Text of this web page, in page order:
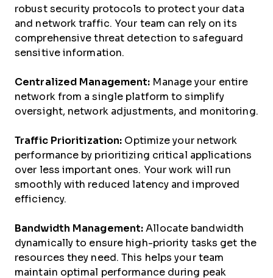
robust security protocols to protect your data
and network traffic. Your team can rely on its
comprehensive threat detection to safeguard
sensitive information.
Centralized Management: Manage your entire
network from a single platform to simplify
oversight, network adjustments, and monitoring.
Traffic Prioritization: Optimize your network
performance by prioritizing critical applications
over less important ones. Your work will run
smoothly with reduced latency and improved
efficiency.
Bandwidth Management: Allocate bandwidth
dynamically to ensure high-priority tasks get the
resources they need. This helps your team
maintain optimal performance during peak